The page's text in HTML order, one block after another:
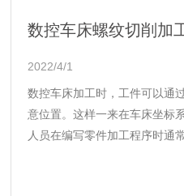
数控车床螺纹切削加
2022/4/1
数控车床加工时，工件可以通
意位置。这样一来在车床坐标
人员在编写零件加工程序时通
编程坐标系，程序中的坐标值